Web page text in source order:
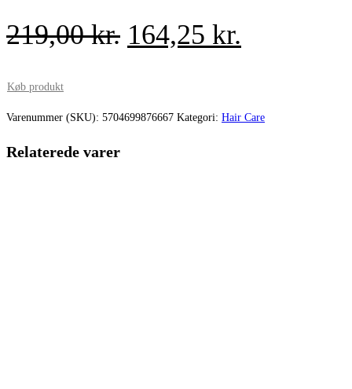
219,00kr. Den
var:
164,25 kr.
er:
Køb produkt
Varenummer (SKU): 5704699876667 Kategori: Hair Care
Relaterede varer